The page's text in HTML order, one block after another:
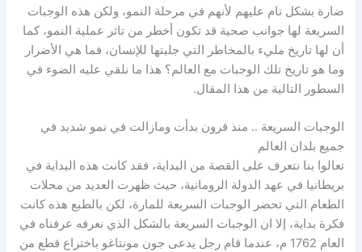
ضارة بشكل تام عليهم لأنهم في مرحلة النمو، ولكن هذه الوجبات
السريعة لها جوانب صحية قد تكون أخطر من تاثر عملية النمو، كما
أن لها تاريخ مليء بالمخاطر التي جلبتها للإنسان، فما هي الأضرار
وما هو تاريخ تلك الوجبات مع العالم؟ هذا ما نلقي عليه الضوء في
السطور التالية من هذا المقال.
الوجبات السريعة .. منذ قرون بدأت ومازالت في نمو شديد في
جميع بلدان العالم
تعالوا بنا نتعرف على القصة من البداية، فقد كانت هذه البداية في
بريطانيا في عهد الدولة الرومانية، حيث ظهرت العديد من محلات
الطعام التي تحضر الوجبات السريعة للمارة، لكن بالطبع هذه كانت
فكرة بداية، إلا ان الوجبات السريعة بالشكل الذي نعرفه عرفناه في
العام 1762 م، عندما قام رجل يدعى جون مونتاغو باختراع قطع من